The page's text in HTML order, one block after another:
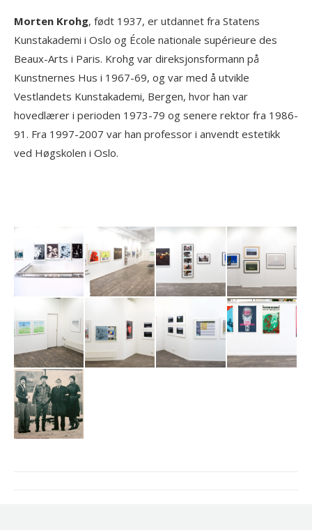
Morten Krohg, født 1937, er utdannet fra Statens
Kunstakademi i Oslo og École nationale supérieure des
Beaux-Arts i Paris. Krohg var direksjonsformann på
Kunstnernes Hus i 1967-69, og var med å utvikle
Vestlandets Kunstakademi, Bergen, hvor han var
hovedlærer i perioden 1973-79 og senere rektor fra 1986-
91. Fra 1997-2007 var han professor i anvendt estetikk
ved Høgskolen i Oslo.